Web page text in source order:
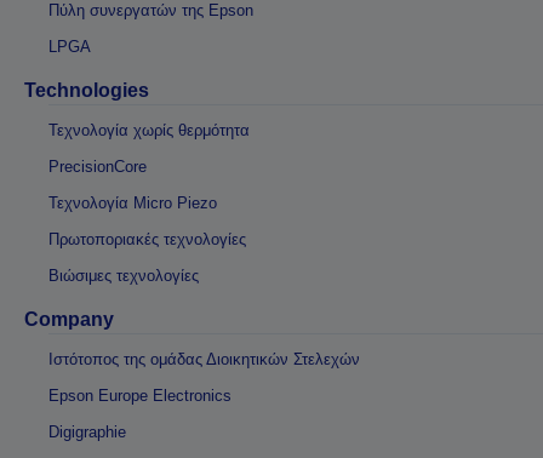
Πύλη συνεργατών της Epson
LPGA
Technologies
Τεχνολογία χωρίς θερμότητα
PrecisionCore
Τεχνολογία Micro Piezo
Πρωτοποριακές τεχνολογίες
Βιώσιμες τεχνολογίες
Company
Ιστότοπος της ομάδας Διοικητικών Στελεχών
Epson Europe Electronics
Digigraphie